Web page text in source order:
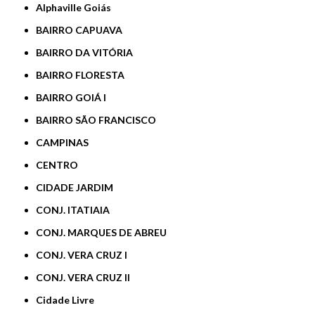
Alphaville Goiás
BAIRRO CAPUAVA
BAIRRO DA VITÓRIA
BAIRRO FLORESTA
BAIRRO GOIÁ I
BAIRRO SÃO FRANCISCO
CAMPINAS
CENTRO
CIDADE JARDIM
CONJ. ITATIAIA
CONJ. MARQUES DE ABREU
CONJ. VERA CRUZ I
CONJ. VERA CRUZ II
Cidade Livre